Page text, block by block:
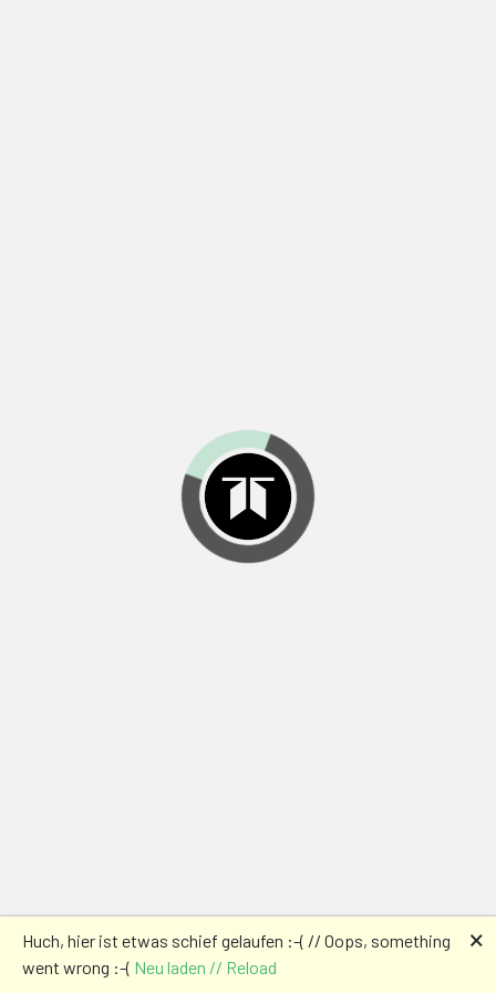
Huch, hier ist etwas schief gelaufen :-( // Oops, something
went wrong :-( Neu laden // Reload
🗙